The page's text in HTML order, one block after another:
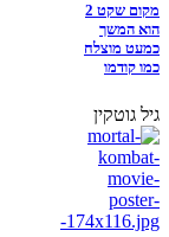
מקום שקט 2
הוא המשך
כמעט מוצלח
כמו קודמו
גיל גוטקין